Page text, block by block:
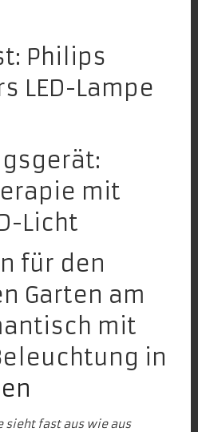
Philips
LED-Lampe
mit
Licht
für den
Garten am
mit
in
sieht fast aus wie aus